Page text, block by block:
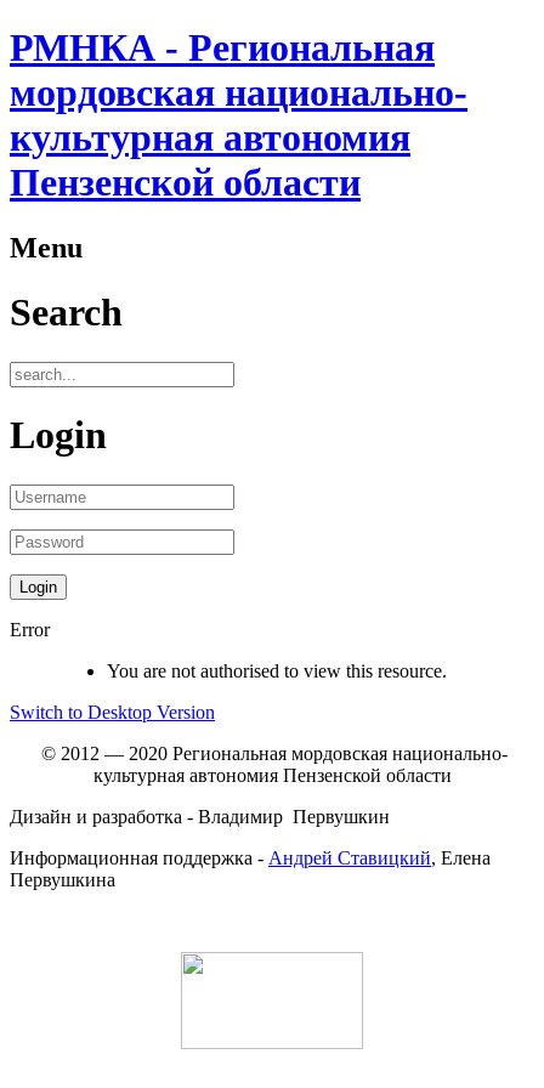
РМНКА - Региональная
мордовская национально-
культурная автономия
Пензенской области
Menu
Search
Login
Error
You are not authorised to view this resource.
Switch to Desktop Version
© 2012 — 2020 Региональная мордовская национально-
культурная автономия Пензенской области
Дизайн и разработка - Владимир Первушкин
Информационная поддержка - Андрей Ставицкий, Елена
Первушкина